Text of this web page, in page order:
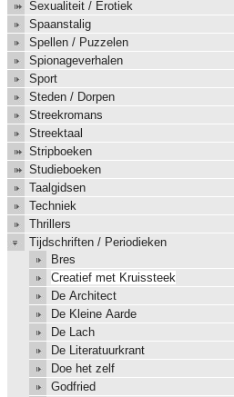
Sexualiteit / Erotiek
Spaanstalig
Spellen / Puzzelen
Spionageverhalen
Sport
Steden / Dorpen
Streekromans
Streektaal
Stripboeken
Studieboeken
Taalgidsen
Techniek
Thrillers
Tijdschriften / Periodieken
Bres
Creatief met Kruissteek
De Architect
De Kleine Aarde
De Lach
De Literatuurkrant
Doe het zelf
Godfried